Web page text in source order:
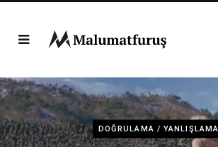
DOĞRULAMA / YANLIŞLAMA